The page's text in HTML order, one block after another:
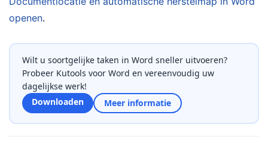
openen.
Wilt u soortgelijke taken in Word sneller uitvoeren?
Probeer Kutools voor Word en vereenvoudig uw
dagelijkse werk!
Downloaden
Meer informatie